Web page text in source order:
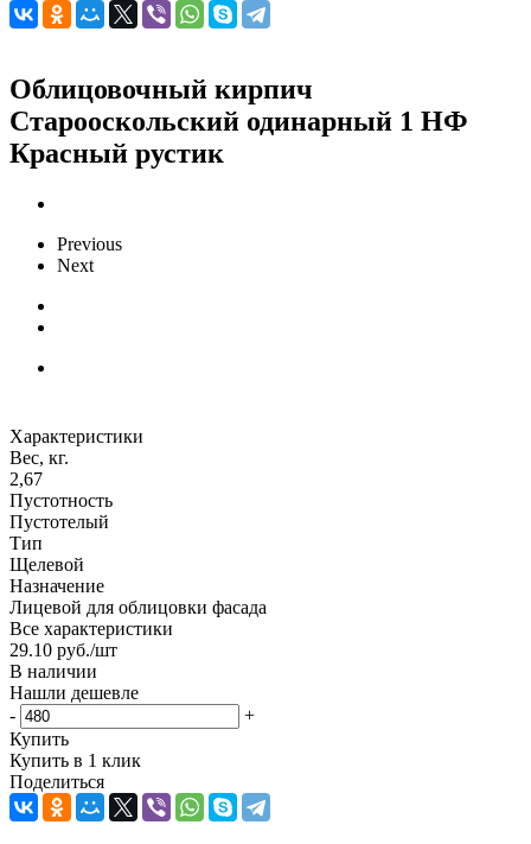
Облицовочный кирпич
Старооскольский одинарный 1 НФ
Красный рустик
Previous
Next
Характеристики
Вес, кг.
2,67
Пустотность
Пустотелый
Тип
Щелевой
Назначение
Лицевой для облицовки фасада
Все характеристики
29.10 руб./шт
В наличии
Нашли дешевле
-
+
Купить
Купить в 1 клик
Поделиться